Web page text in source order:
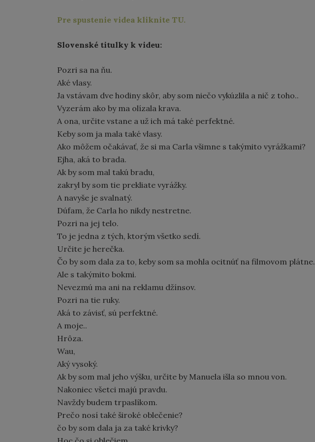
Pre spustenie videa kliknite TU.
Slovenské titulky k videu:
Pozri sa na ňu.
Aké vlasy.
Ja vstávam dve hodiny skôr, aby som niečo vykúzlila a nič z toho..
Vyzerám ako by ma olízala krava.
A ona, určite vstane a už ich má také perfektné.
Keby som ja mala také vlasy.
Ako môžem očakávať, že si ma Carla všimne s takýmito vyrážkami?
Ejha, aká to brada.
Ak by som mal takú bradu,
zakryl by som tie prekliate vyrážky.
A navyše je svalnatý.
Dúfam, že Carla ho nikdy nestretne.
Pozri na jej telo.
To je jedna z tých, ktorým všetko sedí.
Určite je herečka.
Čo by som dala za to, keby som sa mohla ocitnúť na filmovom plátne.
Ale s takýmito bokmi.
Nevezmú ma ani na reklamu džínsov.
Pozri na tie ruky.
Aká to závisť, sú perfektné.
A moje..
Hrôza.
Wau,
Aký vysoký.
Ak by som mal jeho výšku, určite by Manuela išla so mnou von.
Nakoniec všetci majú pravdu.
Navždy budem trpaslíkom.
Prečo nosí také široké oblečenie?
čo by som dala ja za také krivky?